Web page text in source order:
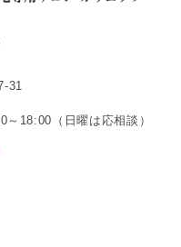
31
18:00（日曜は応相談）